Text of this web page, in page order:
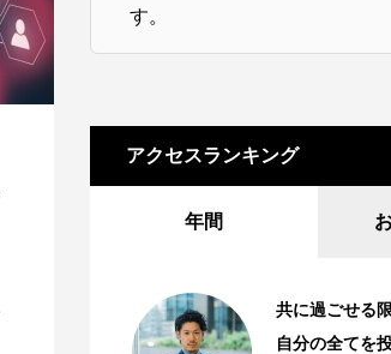
す。
アクセスランキング
年間
共に過ごせる
自分の全てを